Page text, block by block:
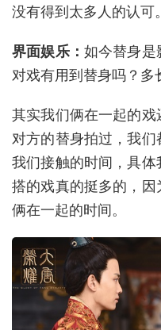
没有得到太多人的认可。
界面娱乐： 如今替身是
对戏有用到替身吗？多
其实我们俩在一起的
对方的替身拍过，我们
我们接触的时间，具
搭的戏真的挺多的，
俩在一起的时间。